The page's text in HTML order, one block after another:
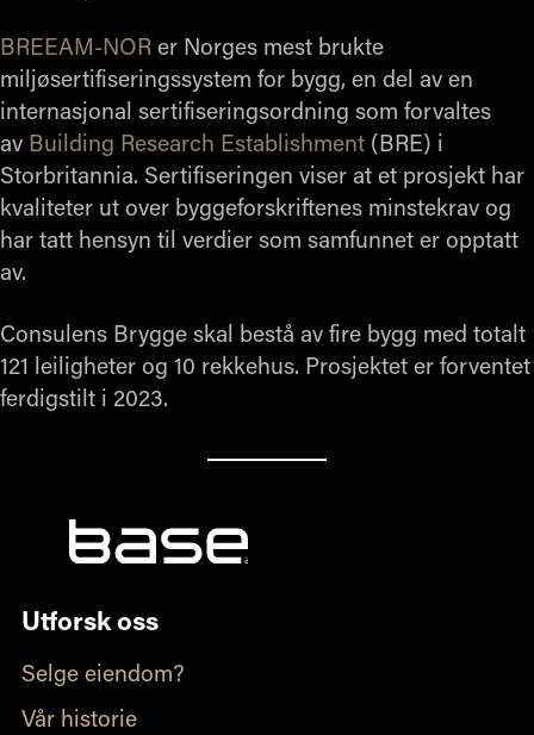
BREEAM-NOR er Norges mest brukte
miljøsertifiseringssystem for bygg, en del av en
internasjonal sertifiseringsordning som forvaltes
av Building Research Establishment (BRE) i
Storbritannia. Sertifiseringen viser at et prosjekt har
kvaliteter ut over byggeforskriftenes minstekrav og
har tatt hensyn til verdier som samfunnet er opptatt
av.
Consulens Brygge skal bestå av fire bygg med totalt
121 leiligheter og 10 rekkehus. Prosjektet er forventet
ferdigstilt i 2023.
Utforsk oss
Selge eiendom?
Vår historie